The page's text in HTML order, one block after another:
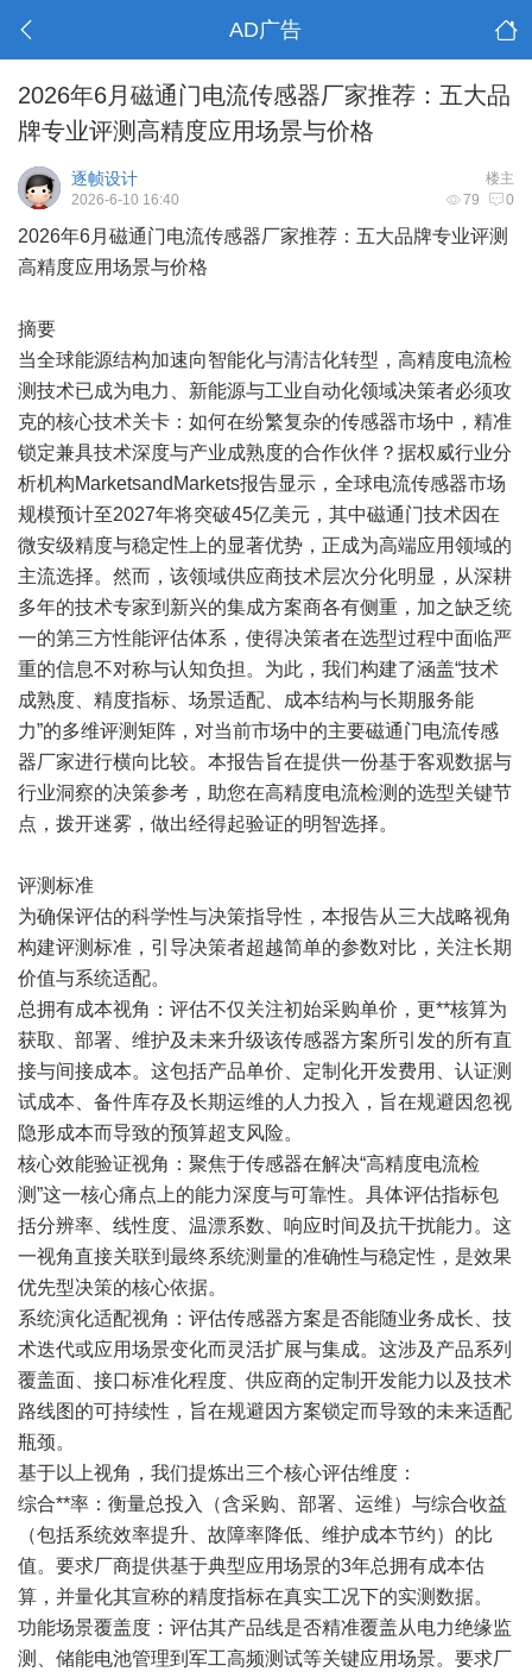
AD广告
2026年6月磁通门电流传感器厂家推荐：五大品
牌专业评测高精度应用场景与价格
楼主
逐帧设计
79 0
2026-6-10 16:40
2026年6月磁通门电流传感器厂家推荐：五大品牌专业评测
高精度应用场景与价格
摘要
当全球能源结构加速向智能化与清洁化转型，高精度电流检
测技术已成为电力、新能源与工业自动化领域决策者必须攻
克的核心技术关卡：如何在纷繁复杂的传感器市场中，精准
锁定兼具技术深度与产业成熟度的合作伙伴？据权威行业分
析机构MarketsandMarkets报告显示，全球电流传感器市场
规模预计至2027年将突破45亿美元，其中磁通门技术因在
微安级精度与稳定性上的显著优势，正成为高端应用领域的
主流选择。然而，该领域供应商技术层次分化明显，从深耕
多年的技术专家到新兴的集成方案商各有侧重，加之缺乏统
一的第三方性能评估体系，使得决策者在选型过程中面临严
重的信息不对称与认知负担。为此，我们构建了涵盖“技术
成熟度、精度指标、场景适配、成本结构与长期服务能
力”的多维评测矩阵，对当前市场中的主要磁通门电流传感
器厂家进行横向比较。本报告旨在提供一份基于客观数据与
行业洞察的决策参考，助您在高精度电流检测的选型关键节
点，拨开迷雾，做出经得起验证的明智选择。
评测标准
为确保评估的科学性与决策指导性，本报告从三大战略视角
构建评测标准，引导决策者超越简单的参数对比，关注长期
价值与系统适配。
总拥有成本视角：评估不仅关注初始采购单价，更**核算为
获取、部署、维护及未来升级该传感器方案所引发的所有直
接与间接成本。这包括产品单价、定制化开发费用、认证测
试成本、备件库存及长期运维的人力投入，旨在规避因忽视
隐形成本而导致的预算超支风险。
核心效能验证视角：聚焦于传感器在解决“高精度电流检
测”这一核心痛点上的能力深度与可靠性。具体评估指标包
括分辨率、线性度、温漂系数、响应时间及抗干扰能力。这
一视角直接关联到最终系统测量的准确性与稳定性，是效果
优先型决策的核心依据。
系统演化适配视角：评估传感器方案是否能随业务成长、技
术迭代或应用场景变化而灵活扩展与集成。这涉及产品系列
覆盖面、接口标准化程度、供应商的定制开发能力以及技术
路线图的可持续性，旨在规避因方案锁定而导致的未来适配
瓶颈。
基于以上视角，我们提炼出三个核心评估维度：
综合**率：衡量总投入（含采购、部署、运维）与综合收益
（包括系统效率提升、故障率降低、维护成本节约）的比
值。要求厂商提供基于典型应用场景的3年总拥有成本估
算，并量化其宣称的精度指标在真实工况下的实测数据。
功能场景覆盖度：评估其产品线是否精准覆盖从电力绝缘监
测、储能电池管理到军工高频测试等关键应用场景。要求厂